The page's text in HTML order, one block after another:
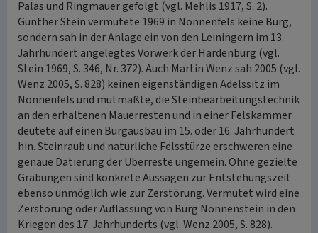
Palas und Ringmauer gefolgt (vgl. Mehlis 1917, S. 2).
Günther Stein vermutete 1969 in Nonnenfels keine Burg,
sondern sah in der Anlage ein von den Leiningern im 13.
Jahrhundert angelegtes Vorwerk der Hardenburg (vgl.
Stein 1969, S. 346, Nr. 372). Auch Martin Wenz sah 2005 (vgl.
Wenz 2005, S. 828) keinen eigenständigen Adelssitz im
Nonnenfels und mutmaßte, die Steinbearbeitungstechnik
an den erhaltenen Mauerresten und in einer Felskammer
deutete auf einen Burgausbau im 15. oder 16. Jahrhundert
hin. Steinraub und natürliche Felsstürze erschweren eine
genaue Datierung der Überreste ungemein. Ohne gezielte
Grabungen sind konkrete Aussagen zur Entstehungszeit
ebenso unmöglich wie zur Zerstörung. Vermutet wird eine
Zerstörung oder Auflassung von Burg Nonnenstein in den
Kriegen des 17. Jahrhunderts (vgl. Wenz 2005, S. 828).